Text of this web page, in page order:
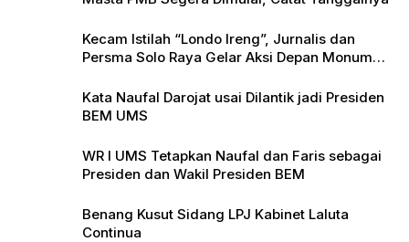
Kecam Istilah “Londo Ireng”, Jurnalis dan
Persma Solo Raya Gelar Aksi Depan Monumen
Kata Naufal Darojat usai Dilantik jadi Presiden
BEM UMS
WR I UMS Tetapkan Naufal dan Faris sebagai
Presiden dan Wakil Presiden BEM
Benang Kusut Sidang LPJ Kabinet Laluta
Continua